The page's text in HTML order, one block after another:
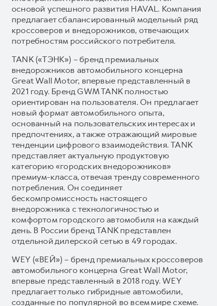
основой успешного развития HAVAL. Компания
предлагает сбалансированный модельный ряд
кроссоверов и внедорожников, отвечающих
потребностям российского потребителя.
TANK («ТЭНК») – бренд премиальных
внедорожников автомобильного концерна
Great Wall Motor, впервые представленный в
2021 году. Бренд GWM TANK полностью
ориентирован на пользователя. Он предлагает
новый формат автомобильного опыта,
основанный на пользовательских интересах и
предпочтениях, а также отражающий мировые
тенденции цифрового взаимодействия. TANK
представляет актуальную продуктовую
категорию «городских внедорожников»
премиум-класса, отвечая тренду современного
потребления. Он соединяет
бескомпромиссность настоящего
внедорожника с технологичностью и
комфортом городского автомобиля на каждый
день. В России бренд TANK представлен
отдельной дилерской сетью в 49 городах.
WEY («ВЕЙ») – бренд премиальных кроссоверов
автомобильного концерна Great Wall Motor,
впервые представленный в 2018 году. WEY
предлагает только гибридные автомобили,
созданные по популярной во всем мире схеме.